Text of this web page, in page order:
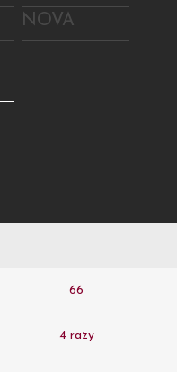
NOVA
66
4 razy